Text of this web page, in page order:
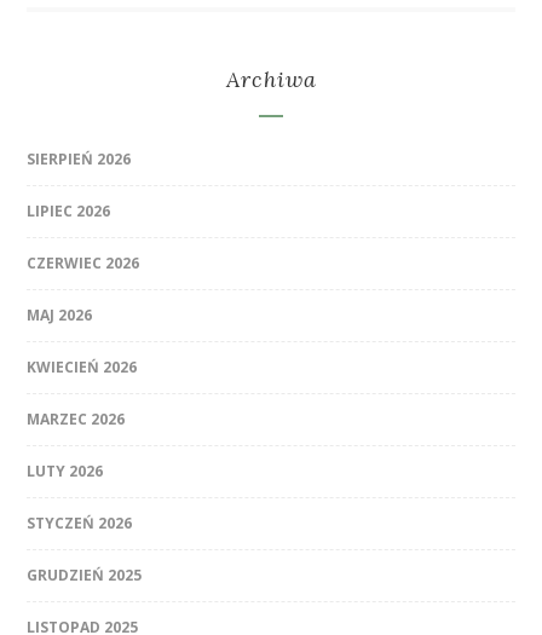
Archiwa
SIERPIEŃ 2026
LIPIEC 2026
CZERWIEC 2026
MAJ 2026
KWIECIEŃ 2026
MARZEC 2026
LUTY 2026
STYCZEŃ 2026
GRUDZIEŃ 2025
LISTOPAD 2025